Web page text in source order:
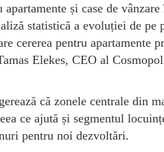
apartamente și case de
statistică a evoluției de pe
cererea pentru apartamente
Elekes, CEO al
că zonele centrale din
ce ajută și segmentul
pentru noi dezvoltări.